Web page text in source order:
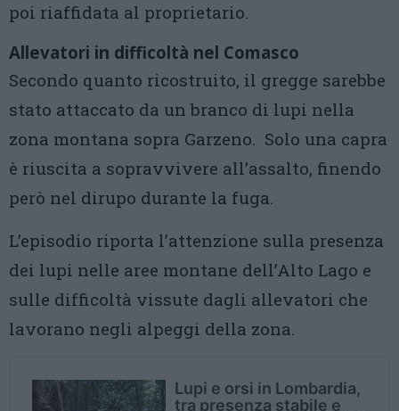
poi riaffidata al proprietario.
Allevatori in difficoltà nel Comasco
Secondo quanto ricostruito, il gregge sarebbe
stato attaccato da un branco di lupi nella
zona montana sopra Garzeno. Solo una capra
è riuscita a sopravvivere all’assalto, finendo
però nel dirupo durante la fuga.
L’episodio riporta l’attenzione sulla presenza
dei lupi nelle aree montane dell’Alto Lago e
sulle difficoltà vissute dagli allevatori che
lavorano negli alpeggi della zona.